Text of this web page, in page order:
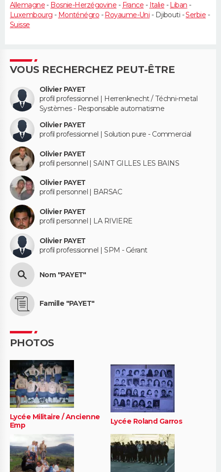
Allemagne- Bosnie-Herzégovine - France - Italie -Liban -
Luxembourg - Monténégro -Royaume-Uni - Djibouti -Serbie -
Suisse
VOUS RECHERCHEZ PEUT-ÊTRE
Olivier PAYET
profil professionnel | Herrenknecht / Téchni-metal
Systèmes - Responsable automatisme
Olivier PAYET
profil professionnel | Solution pure - Commercial
Olivier PAYET
profil personnel | SAINT GILLES LES BAINS
Olivier PAYET
profil personnel | BARSAC
Olivier PAYET
profil personnel | LA RIVIERE
Olivier PAYET
profil professionnel | SPM - Gérant
Nom "PAYET"
Famille "PAYET"
PHOTOS
Lycée Militaire / Ancienne
Emp
Lycée Roland Garros